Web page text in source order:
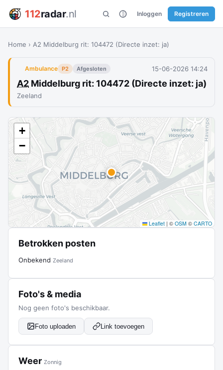
112radar.nl Inloggen Registreren
Home › A2 Middelburg rit: 104472 (Directe inzet: ja)
Ambulance P2 Afgesloten 15-06-2026 14:24
A2 Middelburg rit: 104472 (Directe inzet: ja)
Zeeland
+
−
Leaflet | © OSM © CARTO
Betrokken posten
Onbekend Zeeland
Foto's & media
Nog geen foto's beschikbaar.
Foto uploaden Link toevoegen
Weer Zonnig